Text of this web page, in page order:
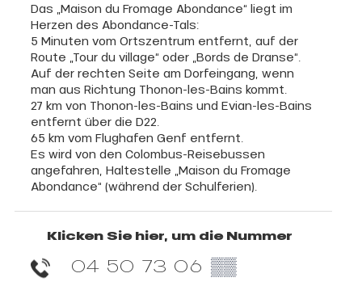
Das „Maison du Fromage Abondance“ liegt im
Herzen des Abondance-Tals:
5 Minuten vom Ortszentrum entfernt, auf der
Route „Tour du village“ oder „Bords de Dranse“.
Auf der rechten Seite am Dorfeingang, wenn
man aus Richtung Thonon-les-Bains kommt.
27 km von Thonon-les-Bains und Evian-les-Bains
entfernt über die D22.
65 km vom Flughafen Genf entfernt.
Es wird von den Colombus-Reisebussen
angefahren, Haltestelle „Maison du Fromage
Abondance“ (während der Schulferien).
Klicken Sie hier, um die Nummer
04 50 73 06 ▒▒